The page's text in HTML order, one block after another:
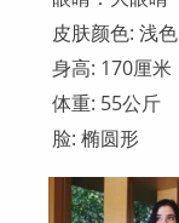
皮肤颜色: 浅色
身高: 170厘米
体重: 55公斤
脸: 椭圆形